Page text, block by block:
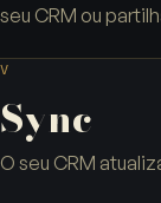
seu CRM ou
V
Sync
O seu CRM